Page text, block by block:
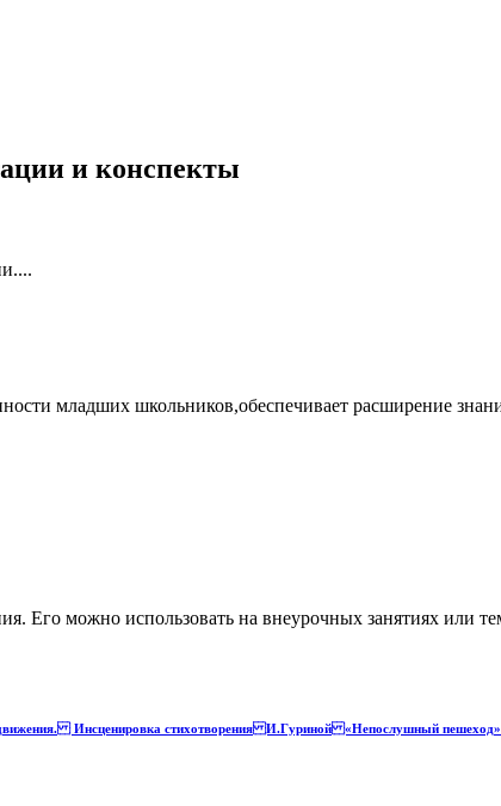
и конспекты
младших школьников,обеспечивает расширение
Его можно использовать на внеурочных занятиях или
движения. Инсценировка стихотворения И.Гуриной «Непослушный